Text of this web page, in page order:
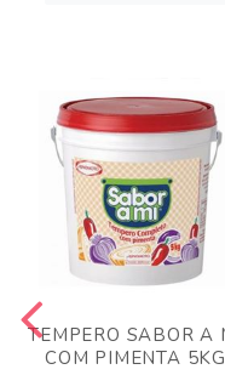
TEMPERO SABOR A
COM PIMENTA 5KG